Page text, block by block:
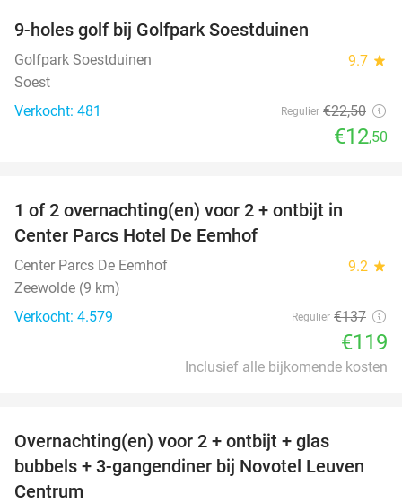
9-holes golf bij Golfpark Soestduinen
Golfpark Soestduinen 9.7 star
Soest
Verkocht: 481
Regulier €22,50
€12,50
1 of 2 overnachting(en) voor 2 + ontbijt in
Center Parcs Hotel De Eemhof
Center Parcs De Eemhof 9.2 star
Zeewolde (9 km)
Verkocht: 4.579
Regulier €137
€119
Inclusief alle bijkomende kosten
Overnachting(en) voor 2 + ontbijt + glas
bubbels + 3-gangendiner bij Novotel Leuven
Centrum